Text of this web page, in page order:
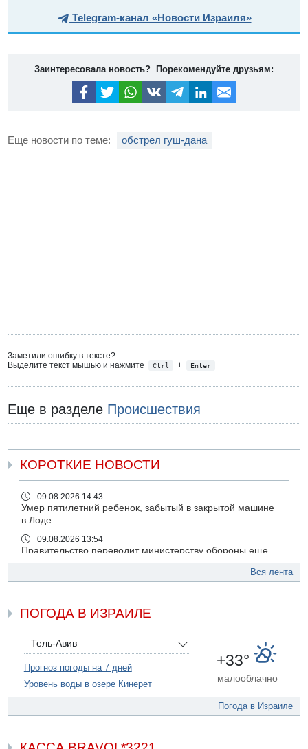
Telegram-канал «Новости Израиля»
Заинтересовала новость? Порекомендуйте друзьям:
Еще новости по теме: обстрел гуш-дана
Заметили ошибку в тексте?
Выделите текст мышью и нажмите
Ctrl + Enter
Еще в разделе Происшествия
КОРОТКИЕ НОВОСТИ
09.08.2026 14:43
Умер пятилетний ребенок, забытый в закрытой машине
в Лоде
09.08.2026 13:54
Правительство переводит министерству обороны еще
закрытой машине пятилетнего ребенка
NYT: Хизбалла переживает самый серьезный
Трагедия в Мексике: четырехлетний израильский
Авиакомпания Air Canada вновь отсрочила
возвращение в Израиль
Вся лента
ПОГОДА В ИЗРАИЛЕ
Тель-Авив
Прогноз погоды на 7 дней
Уровень воды в озере Кинерет
+33°
малооблачно
Погода в Израиле